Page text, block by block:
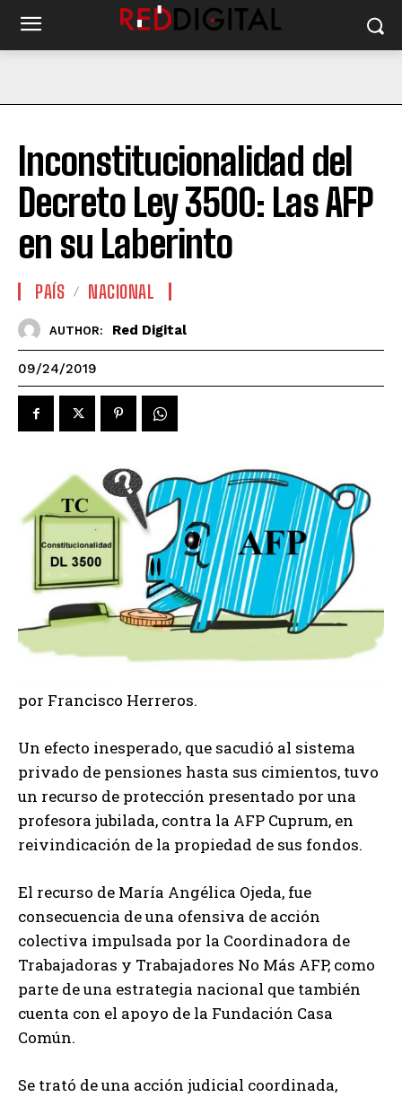
Inconstitucionalidad del
Decreto Ley 3500: Las AFP
en su Laberinto
PAÍS NACIONAL
AUTHOR: Red Digital
09/24/2019
por Francisco Herreros.
Un efecto inesperado, que sacudió al sistema
privado de pensiones hasta sus cimientos, tuvo
un recurso de protección presentado por una
profesora jubilada, contra la AFP Cuprum, en
reivindicación de la propiedad de sus fondos.
El recurso de María Angélica Ojeda, fue
consecuencia de una ofensiva de acción
colectiva impulsada por la Coordinadora de
Trabajadoras y Trabajadores No Más AFP, como
parte de una estrategia nacional que también
cuenta con el apoyo de la Fundación Casa
Común.
Se trató de una acción judicial coordinada,